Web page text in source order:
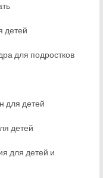
детей
для подростков
для детей
детей
для детей и